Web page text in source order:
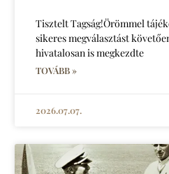
Tisztelt Tagság!Örömmel
sikeres megválasztást
hivatalosan is megkezdte
TOVÁBB »
2026.07.07.